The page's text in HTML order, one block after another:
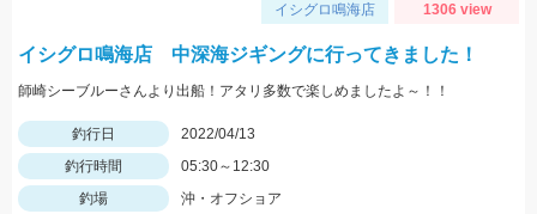
イシグロ鳴海店 1306 view
イシグロ鳴海店 中深海ジギングに行ってきました！
師崎シーブルーさんより出船！アタリ多数で楽しめましたよ～！！
釣行日
2022/04/13
釣行時間
05:30～12:30
釣場
沖・オフショア